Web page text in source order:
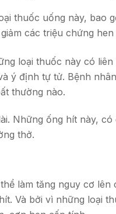
thuốc uống này, bao
các triệu chứng
loại thuốc này có
ý định tự tử. Bệnh
thường nào.
Những ống hít này,
thở.
làm tăng nguy cơ
Và bởi vì những loại